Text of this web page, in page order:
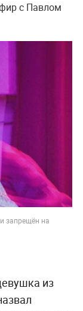
с Павлом
запрещён на
из